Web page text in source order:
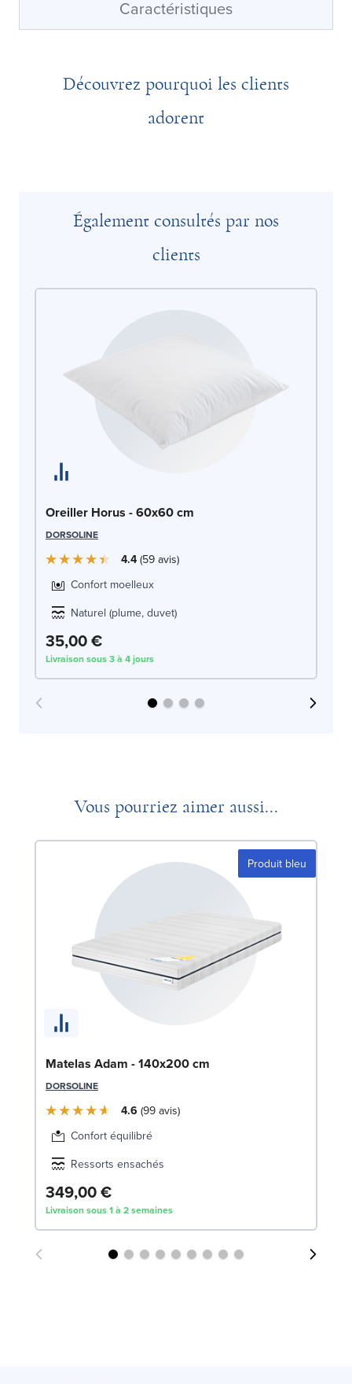
Caractéristiques
Découvrez pourquoi les clients
adorent
Également consultés par nos
clients
Oreiller Horus - 60x60 cm
DORSOLINE
4.4 59 avis
Confort moelleux
Naturel (plume, duvet)
35,00 €
Livraison sous 3 à 4 jours
Vous pourriez aimer aussi...
Produit bleu
Matelas Adam - 140x200 cm
DORSOLINE
4.6 99 avis
Confort équilibré
Ressorts ensachés
349,00 €
Livraison sous 1 à 2 semaines